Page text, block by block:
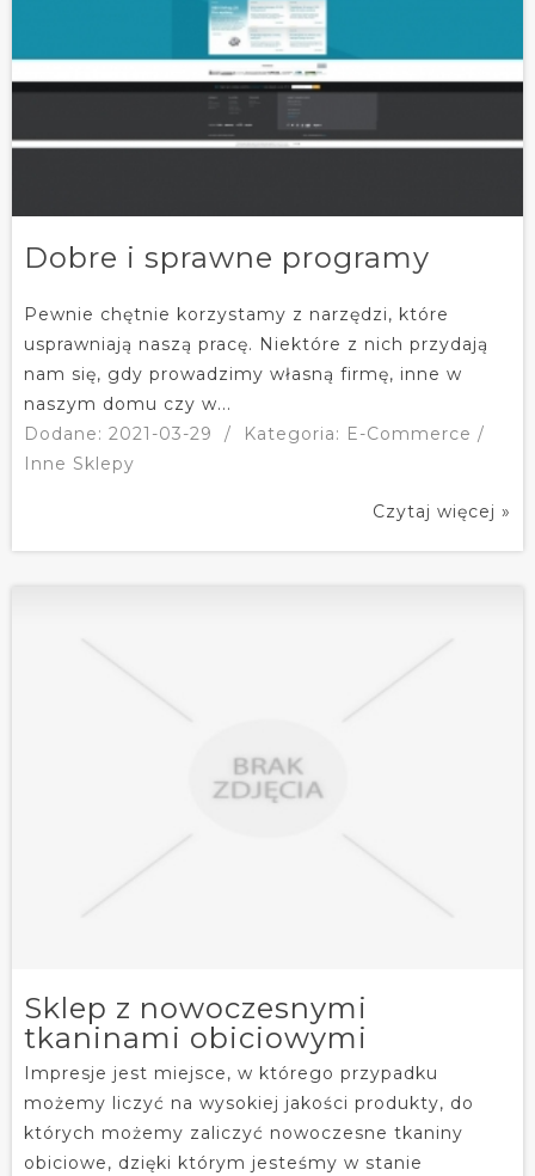
Dobre i sprawne programy
Pewnie chętnie korzystamy z narzędzi, które
usprawniają naszą pracę. Niektóre z nich przydają
nam się, gdy prowadzimy własną firmę, inne w
naszym domu czy w...
Dodane: 2021-03-29
/
Kategoria: E-Commerce /
Inne Sklepy
Czytaj więcej »
Sklep z nowoczesnymi
tkaninami obiciowymi
Impresje jest miejsce, w którego przypadku
możemy liczyć na wysokiej jakości produkty, do
których możemy zaliczyć nowoczesne tkaniny
obiciowe, dzięki którym jesteśmy w stanie